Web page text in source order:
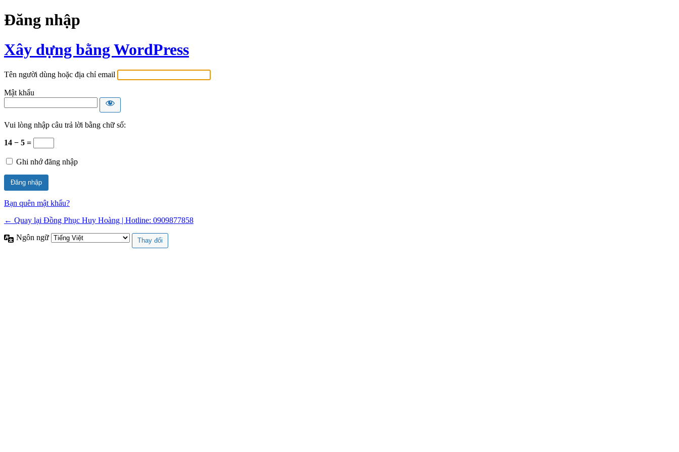
Đăng nhập
Xây dựng bằng WordPress
Tên người dùng hoặc địa chỉ email
Mật khẩu
Vui lòng nhập câu trả lời bằng chữ số:
14 − 5 =
Ghi nhớ đăng nhập
Bạn quên mật khẩu?
← Quay lại Đồng Phục Huy Hoàng | Hotline: 0909877858
Ngôn ngữ